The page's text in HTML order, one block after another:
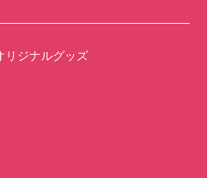
リジナルグッズ